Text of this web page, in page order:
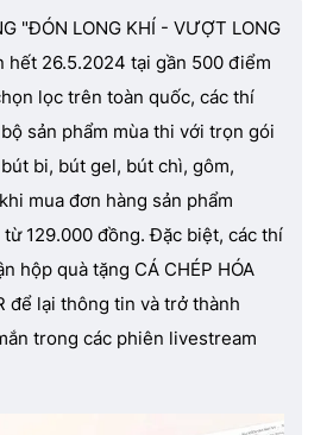
"ĐÓN LONG KHÍ - VƯỢT LONG
hết 26.5.2024 tại gần 500 điểm
lọc trên toàn quốc, các thí
sản phẩm mùa thi với trọn gói
bi, bút gel, bút chì, gôm,
mua đơn hàng sản phẩm
129.000 đồng. Đặc biệt, các thí
hộp quà tặng CÁ CHÉP HÓA
để lại thông tin và trở thành
trong các phiên livestream